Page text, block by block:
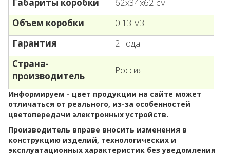
Объем коробки
0.13 м3
Гарантия
2 года
Страна-
производитель
Россия
Информируем - цвет продукции на сайте может
отличаться от реального, из-за особенностей
цветопередачи электронных устройств.
Производитель вправе вносить изменения в
конструкцию изделий, технологических и
эксплуатационных характеристик без уведомления